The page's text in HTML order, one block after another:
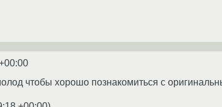
чтобы хорошо познакомиться с